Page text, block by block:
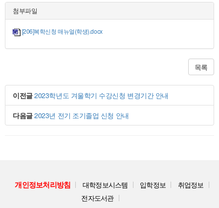
첨부파일
[206]복학신청 매뉴얼(학생).docx
목록
이전글2023학년도 겨울학기 수강신청 변경기간 안내
다음글2023년 전기 조기졸업 신청 안내
개인정보처리방침 대학정보시스템 입학정보
취업정보
전자도서관